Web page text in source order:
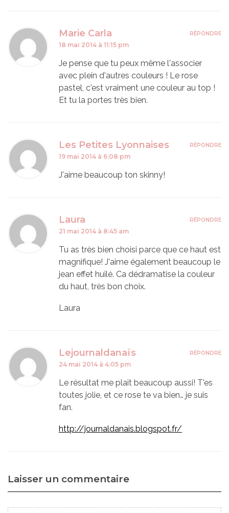
Marie Carla
18 mai 2014 à 11:15 pm
Je pense que tu peux même l'associer
avec plein d'autres couleurs ! Le rose
pastel, c'est vraiment une couleur au top !
Et tu la portes très bien.
RÉPONDRE
Les Petites Lyonnaises
19 mai 2014 à 6:08 pm
J'aime beaucoup ton skinny!
RÉPONDRE
Laura
21 mai 2014 à 8:45 am
Tu as très bien choisi parce que ce haut est
magnifique! J'aime également beaucoup le
jean effet huilé. Ca dédramatise la couleur
du haut, très bon choix.
Laura
RÉPONDRE
Lejournaldanaïs
24 mai 2014 à 4:05 pm
Le résultat me plait beaucoup aussi! T'es
toutes jolie, et ce rose te va bien… je suis
fan.
http://journaldanais.blogspot.fr/
RÉPONDRE
Laisser un commentaire